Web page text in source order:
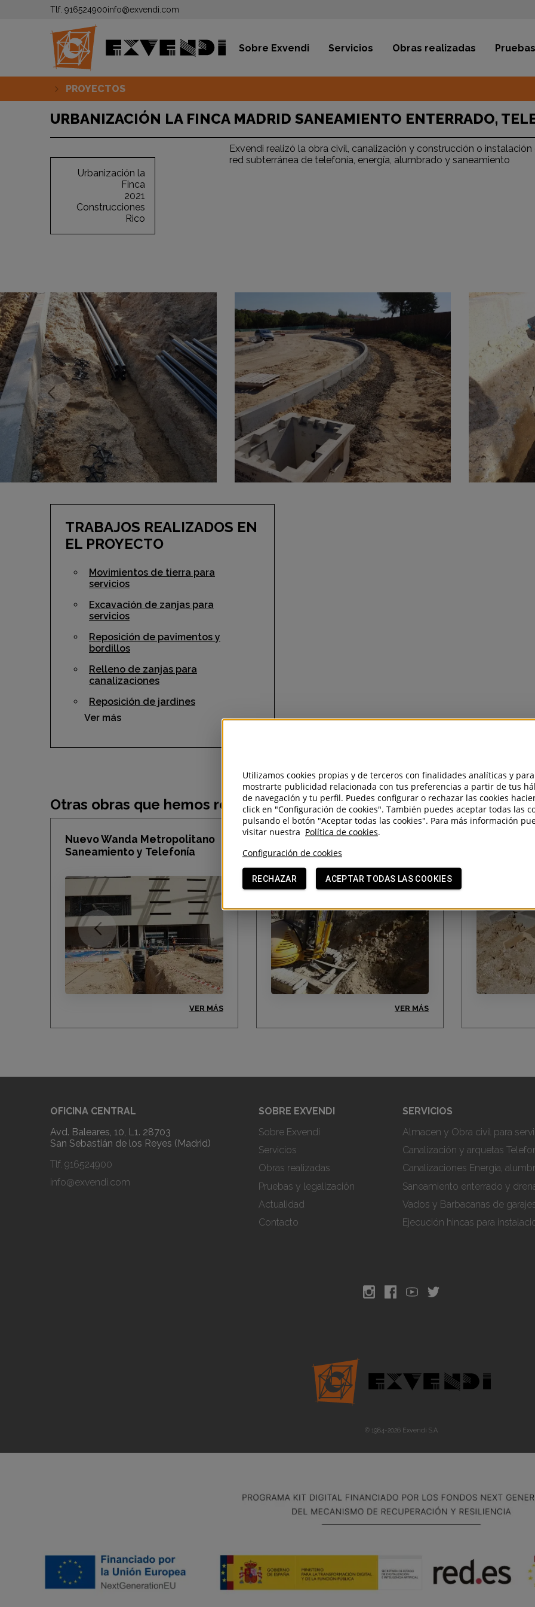
Tlf. 916524900info@exvendi.com
Sobre Exvendi Servicios Obras realizadas
PROYECTOS
URBANIZACIÓN LA FINCA MADRID SANEAMIENTO ENTERRADO,
Urbanización la
Finca
2021
Construcciones
Rico
Exvendi realizó la obra civil, canalización y construcción o
red subterránea de telefonía, energía, alumbrado y saneamiento
TRABAJOS REALIZADOS EN
EL PROYECTO
Movimientos de tierra para
servicios
Excavación de zanjas para
servicios
Reposición de pavimentos y
bordillos
Relleno de zanjas para
canalizaciones
Reposición de jardines
Ver más
Otras obras que hemos realizado
Nuevo Wanda Metropolitano
Saneamiento y Telefonía
VER MÁS
Traslado de la Red de
telefonía e ICT de Colegio
VER MÁS
OFICINA CENTRAL
Avd. Baleares, 10, L1. 28703
San Sebastián de los Reyes (Madrid)
Tlf. 916524900
info@exvendi.com
SOBRE EXVENDI
Sobre Exvendi
Servicios
Obras realizadas
Pruebas y legalización
Actualidad
Contacto
SERVICIOS
Almacen y Obra civil para
Canalización y arquetas
Canalizaciones Energía,
Saneamiento enterrado y
Vados y Barbacanas de
Ejecución hincas para
© 1984-2026 Exvendi S.A
Utilizamos cookies propias y de terceros con finalidades analíticas y para
mostrarte publicidad relacionada con tus preferencias a partir de tus
de navegación y tu perfil. Puedes configurar o rechazar las cookies
click en "Configuración de cookies". También puedes aceptar todas las
pulsando el botón "Aceptar todas las cookies". Para más información
visitar nuestra Política de cookies.
Configuración de cookies
RECHAZAR ACEPTAR TODAS LAS COOKIES